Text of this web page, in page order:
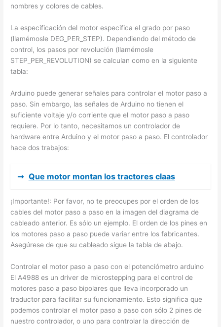
nombres y colores de cables.
La especificación del motor especifica el grado por paso
(llamémosle DEG_PER_STEP). Dependiendo del método de
control, los pasos por revolución (llamémosle
STEP_PER_REVOLUTION) se calculan como en la siguiente
tabla:
Arduino puede generar señales para controlar el motor paso a
paso. Sin embargo, las señales de Arduino no tienen el
suficiente voltaje y/o corriente que el motor paso a paso
requiere. Por lo tanto, necesitamos un controlador de
hardware entre Arduino y el motor paso a paso. El controlador
hace dos trabajos:
➞ Que motor montan los tractores claas
¡Importante!: Por favor, no te preocupes por el orden de los
cables del motor paso a paso en la imagen del diagrama de
cableado anterior. Es sólo un ejemplo. El orden de los pines en
los motores paso a paso puede variar entre los fabricantes.
Asegúrese de que su cableado sigue la tabla de abajo.
Controlar el motor paso a paso con el potenciómetro arduino
El A4988 es un driver de microstepping para el control de
motores paso a paso bipolares que lleva incorporado un
traductor para facilitar su funcionamiento. Esto significa que
podemos controlar el motor paso a paso con sólo 2 pines de
nuestro controlador, o uno para controlar la dirección de